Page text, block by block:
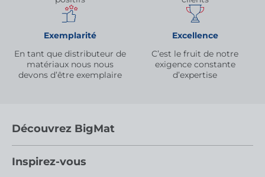
Exemplarité
En tant que distributeur de
matériaux nous nous
devons d’être exemplaire
Excellence
C’est le fruit de notre
exigence constante
d’expertise
Découvrez BigMat
Inspirez-vous